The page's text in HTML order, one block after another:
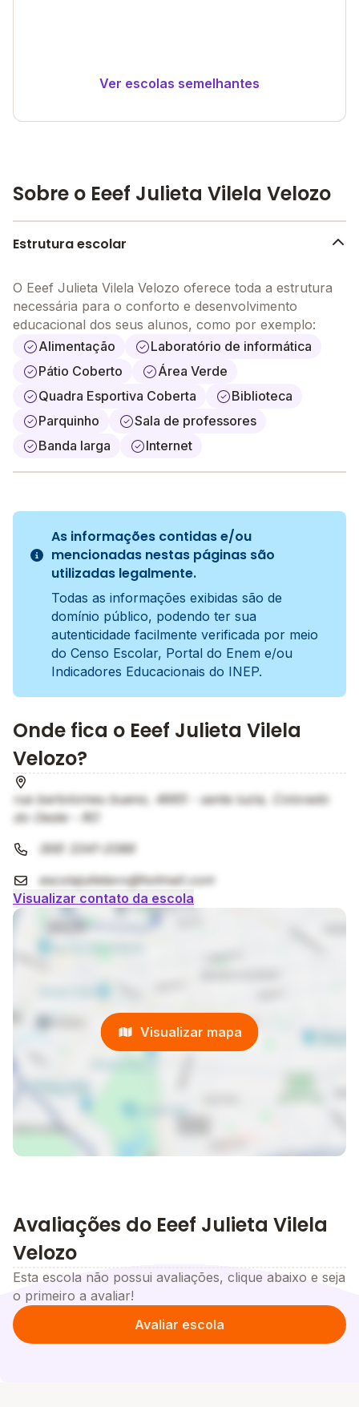
Ver escolas semelhantes
Sobre o Eeef Julieta Vilela Velozo
Estrutura escolar
O Eeef Julieta Vilela Velozo oferece toda a estrutura
necessária para o conforto e desenvolvimento
educacional dos seus alunos, como por exemplo:
Alimentação
Laboratório de informática
Pátio Coberto
Área Verde
Quadra Esportiva Coberta
Biblioteca
Parquinho
Sala de professores
Banda larga
Internet
As informações contidas e/ou
mencionadas nestas páginas são
utilizadas legalmente.
Todas as informações exibidas são de
domínio público, podendo ter sua
autenticidade facilmente verificada por meio
do Censo Escolar, Portal do Enem e/ou
Indicadores Educacionais do INEP.
Onde fica o Eeef Julieta Vilela
Velozo?
rua bartolomeu bueno, 4665 - santa luzia, Colorado
do Oeste - RO
(69) 3341-2086
escolajulietavv@hotmail.com
Visualizar contato da escola
Visualizar mapa
Avaliações do Eeef Julieta Vilela
Velozo
Esta escola não possui avaliações, clique abaixo e seja
o primeiro a avaliar!
Avaliar escola